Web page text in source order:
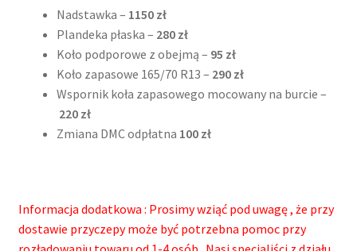
Nadstawka – 1150 zł
Plandeka płaska – 280 zł
Koło podporowe z obejmą – 95 zł
Koło zapasowe 165/70 R13 – 290 zł
Wspornik koła zapasowego mocowany na burcie –
220 zł
Zmiana DMC odpłatna 100 zł
Informacja dodatkowa : Prosimy wziąć pod uwagę , że przy
dostawie przyczepy może być potrzebna pomoc przy